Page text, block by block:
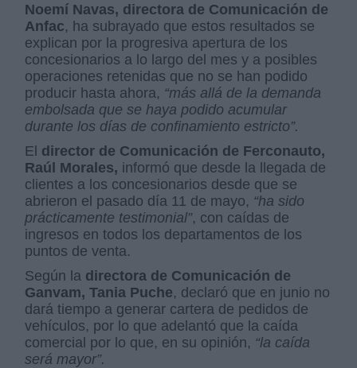
Noemí Navas, directora de Comunicación de
Anfac, ha subrayado que estos resultados se
explican por la progresiva apertura de los
concesionarios a lo largo del mes y a posibles
operaciones retenidas que no se han podido
producir hasta ahora, “más allá de la demanda
embolsada que se haya podido acumular
durante los días de confinamiento estricto”.
El director de Comunicación de Ferconauto,
Raúl Morales, informó que desde la llegada de
clientes a los concesionarios desde que se
abrieron el pasado día 11 de mayo, “ha sido
prácticamente testimonial”, con caídas de
ingresos en todos los departamentos de los
puntos de venta.
Según la directora de Comunicación de
Ganvam, Tania Puche, declaró que en junio no
dará tiempo a generar cartera de pedidos de
vehículos, por lo que adelantó que la caída
comercial por lo que, en su opinión, “la caída
será mayor”.